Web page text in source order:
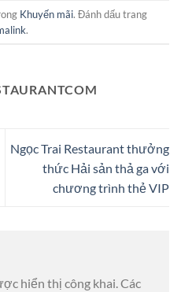
Khuyến mãi. Đánh dấu trang
.
Ngọc Trai Restaurant thưởng
thức Hải sản thả ga với
chương trình thẻ VIP
hiển thị công khai.Các